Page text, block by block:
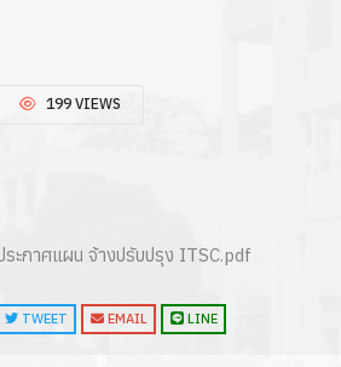
199 VIEWS
กาศแผน จ้างปรับปรุง ITSC.pdf
TWEET EMAIL LINE